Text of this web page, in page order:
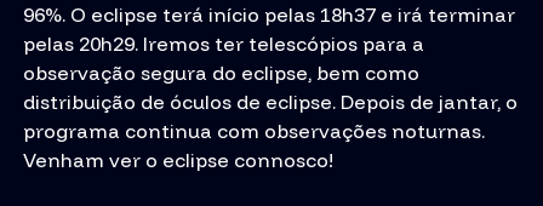
96%. O eclipse terá início pelas 18h37 e irá terminar
pelas 20h29. Iremos ter telescópios para a
observação segura do eclipse, bem como
distribuição de óculos de eclipse. Depois de jantar, o
programa continua com observações noturnas.
Venham ver o eclipse connosco!